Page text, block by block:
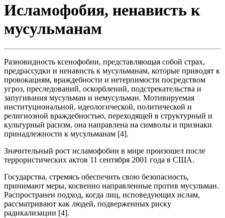
Исламофобия, ненависть к
мусульманам
Разновидность ксенофобии, представляющая собой страх,
предрассудки и ненависть к мусульманам, которые приводят к
провокациям, враждебности и нетерпимости посредством
угроз, преследований, оскорблений, подстрекательства и
запугивания мусульман и немусульман. Мотивируемая
институциональной, идеологической, политической и
религиозной враждебностью, переходящей в структурный и
культурный расизм, она направлена на символы и признаки
принадлежности к мусульманам [4].
Значительный рост исламофобии в мире произошел после
террористических актов 11 сентября 2001 года в США.
Государства, стремясь обеспечить свою безопасность,
принимают меры, косвенно направленные против мусульман.
Распространен подход, когда лиц, исповедующих ислам,
рассматривают как людей, подверженных риску
радикализации [4].